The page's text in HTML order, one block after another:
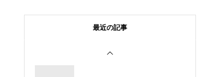
最近の記事